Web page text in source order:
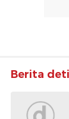
Berita